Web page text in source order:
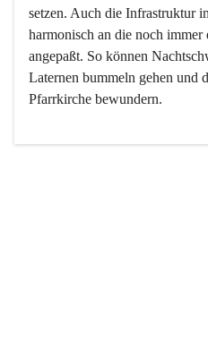
setzen. Auch die Infrastruktur
harmonisch an die noch immer
angepaßt. So können
Laternen bummeln gehen und
Pfarrkirche bewundern.
Der Weinbau dominert heute